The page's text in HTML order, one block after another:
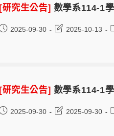
[研究生公告] 數學系114-1
2025-09-30 2025-10-13
[研究生公告] 數學系114-1
2025-09-30 2025-09-30